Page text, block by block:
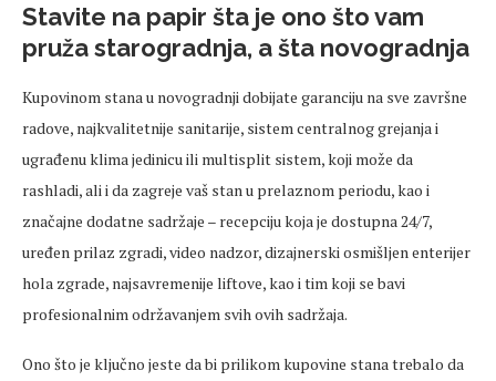
Stavite na papir šta je ono što vam
pruža starogradnja, a šta novogradnja
Kupovinom stana u novogradnji dobijate garanciju na sve završne
radove, najkvalitetnije sanitarije, sistem centralnog grejanja i
ugrađenu klima jedinicu ili multisplit sistem, koji može da
rashladi, ali i da zagreje vaš stan u prelaznom periodu, kao i
značajne dodatne sadržaje – recepciju koja je dostupna 24/7,
uređen prilaz zgradi, video nadzor, dizajnerski osmišljen enterijer
hola zgrade, najsavremenije liftove, kao i tim koji se bavi
profesionalnim održavanjem svih ovih sadržaja.
Ono što je ključno jeste da bi prilikom kupovine stana trebalo da